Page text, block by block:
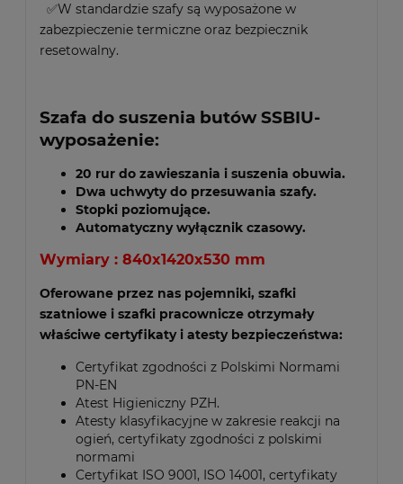
✅W standardzie szafy są wyposażone w
zabezpieczenie termiczne oraz bezpiecznik
resetowalny.
Szafa do suszenia butów SSBIU-
wyposażenie:
20 rur do zawieszania i suszenia obuwia.
Dwa uchwyty do przesuwania szafy.
Stopki poziomujące.
Automatyczny wyłącznik czasowy.
Wymiary : 840x1420x530 mm
Oferowane przez nas pojemniki, szafki
szatniowe i szafki pracownicze otrzymały
właściwe certyfikaty i atesty bezpieczeństwa:
Certyfikat zgodności z Polskimi Normami
PN-EN
Atest Higieniczny PZH.
Atesty klasyfikacyjne w zakresie reakcji na
ogień, certyfikaty zgodności z polskimi
normami
Certyfikat ISO 9001, ISO 14001, certyfikaty